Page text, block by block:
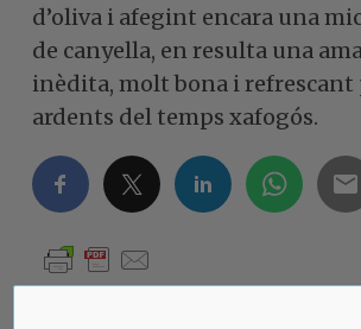
d’oliva i afegint encara una
de canyella, en resulta una
inèdita, molt bona i refrescant
ardents del temps xafogós.